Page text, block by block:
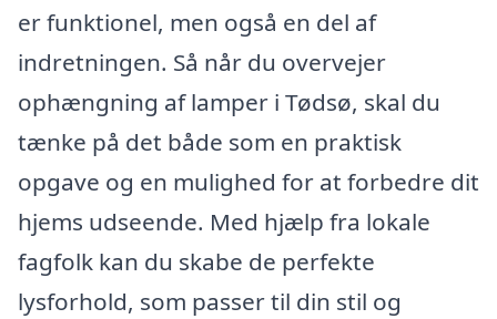
er funktionel, men også en del af
indretningen. Så når du overvejer
ophængning af lamper i Tødsø, skal du
tænke på det både som en praktisk
opgave og en mulighed for at forbedre dit
hjems udseende. Med hjælp fra lokale
fagfolk kan du skabe de perfekte
lysforhold, som passer til din stil og